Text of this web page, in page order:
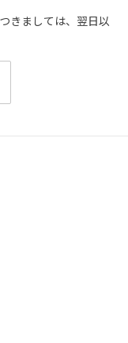
きましては、翌日以